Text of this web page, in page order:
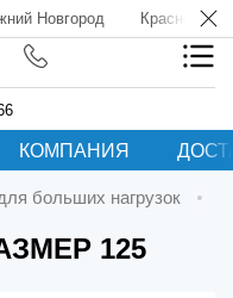
Новгород Краснодар
КОМПАНИЯ
больших нагрузок
125